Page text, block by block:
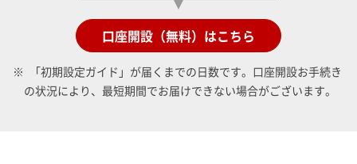
口座開設（無料）はこちら
「初期設定ガイド」が届くまでの日数です。口座開設お手続き
の状況により、最短期間でお届けできない場合がございます。